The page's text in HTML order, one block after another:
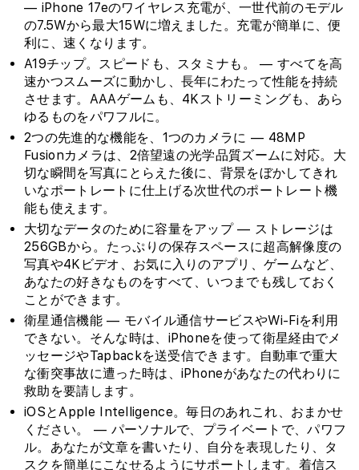
— iPhone 17eのワイヤレス充電が、一世代前のモデル
の7.5Wから最大15Wに増えました。充電が簡単に、便
利に、速くなります。
A19チップ。スピードも、スタミナも。 — すべてを高
速かつスムーズに動かし、長年にわたって性能を持続
させます。AAAゲームも、4Kストリーミングも、あら
ゆるものをパワフルに。
2つの先進的な機能を、1つのカメラに — 48MP
Fusionカメラは、2倍望遠の光学品質ズームに対応。大
切な瞬間を写真にとらえた後に、背景をぼかしてきれ
いなポートレートに仕上げる次世代のポートレート機
能も使えます。
大切なデータのために容量をアップ — ストレージは
256GBから。たっぷりの保存スペースに超高解像度の
写真や4Kビデオ、お気に入りのアプリ、ゲームなど、
あなたの好きなものをすべて、いつまでも残しておく
ことができます。
衛星通信機能 — モバイル通信サービスやWi-Fiを利用
できない。そんな時は、iPhoneを使って衛星経由でメ
ッセージやTapbackを送受信できます。自動車で重大
な衝突事故に遭った時は、iPhoneがあなたの代わりに
救助を要請します。
iOSとApple Intelligence。毎日のあれこれ、おまかせ
ください。 — パーソナルで、プライベートで、パワフ
ル。あなたが文章を書いたり、自分を表現したり、タ
スクを簡単にこなせるようにサポートします。着信ス